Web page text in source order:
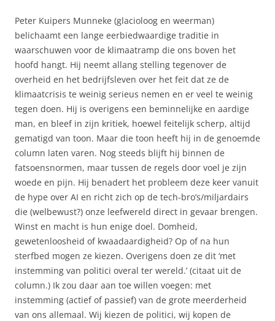
Peter Kuipers Munneke (glacioloog en weerman)
belichaamt een lange eerbiedwaardige traditie in
waarschuwen voor de klimaatramp die ons boven het
hoofd hangt. Hij neemt allang stelling tegenover de
overheid en het bedrijfsleven over het feit dat ze de
klimaatcrisis te weinig serieus nemen en er veel te weinig
tegen doen. Hij is overigens een beminnelijke en aardige
man, en bleef in zijn kritiek, hoewel feitelijk scherp, altijd
gematigd van toon. Maar die toon heeft hij in de genoemde
column laten varen. Nog steeds blijft hij binnen de
fatsoensnormen, maar tussen de regels door voel je zijn
woede en pijn. Hij benadert het probleem deze keer vanuit
de hype over AI en richt zich op de tech-bro’s/miljardairs
die (welbewust?) onze leefwereld direct in gevaar brengen.
Winst en macht is hun enige doel. Domheid,
gewetenloosheid of kwaadaardigheid? Op of na hun
sterfbed mogen ze kiezen. Overigens doen ze dit ‘met
instemming van politici overal ter wereld.’ (citaat uit de
column.) Ik zou daar aan toe willen voegen: met
instemming (actief of passief) van de grote meerderheid
van ons allemaal. Wij kiezen de politici, wij kopen de